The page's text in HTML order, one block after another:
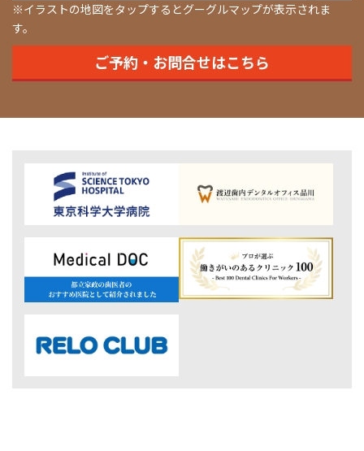
※イラストの地図をタップするとグーグルマップが表示されま
す。
ご予約・お問合せはこちら